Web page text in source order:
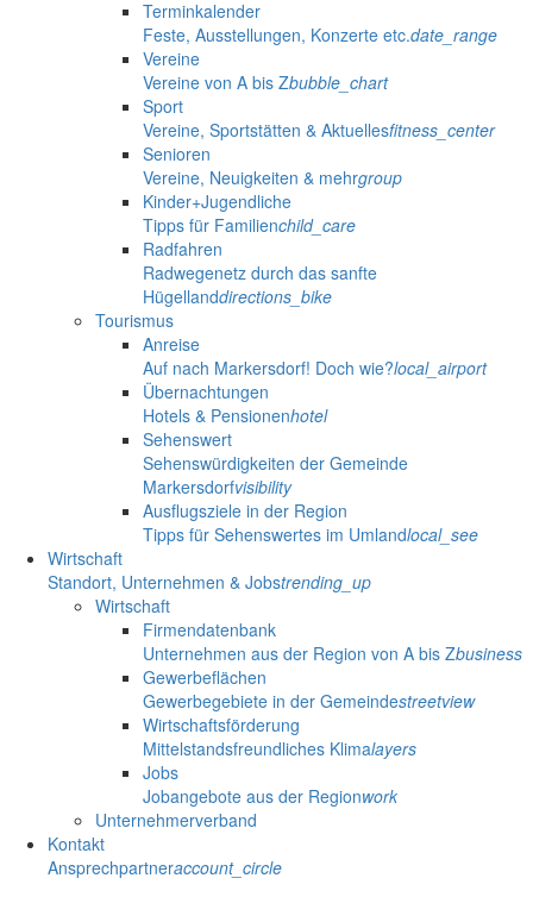
Terminkalender
Feste, Ausstellungen, Konzerte etc.date_range
Vereine
Vereine von A bis Zbubble_chart
Sport
Vereine, Sportstätten & Aktuellesfitness_center
Senioren
Vereine, Neuigkeiten & mehrgroup
Kinder+Jugendliche
Tipps für Familienchild_care
Radfahren
Radwegenetz durch das sanfte
Hügellanddirections_bike
Tourismus
Anreise
Auf nach Markersdorf! Doch wie?local_airport
Übernachtungen
Hotels & Pensionenhotel
Sehenswert
Sehenswürdigkeiten der Gemeinde
Markersdorfvisibility
Ausflugsziele in der Region
Tipps für Sehenswertes im Umlandlocal_see
Wirtschaft
Standort, Unternehmen & Jobstrending_up
Wirtschaft
Firmendatenbank
Unternehmen aus der Region von A bis Zbusiness
Gewerbeflächen
Gewerbegebiete in der Gemeindestreetview
Wirtschaftsförderung
Mittelstandsfreundliches Klimalayers
Jobs
Jobangebote aus der Regionwork
Unternehmerverband
Kontakt
Ansprechpartneraccount_circle